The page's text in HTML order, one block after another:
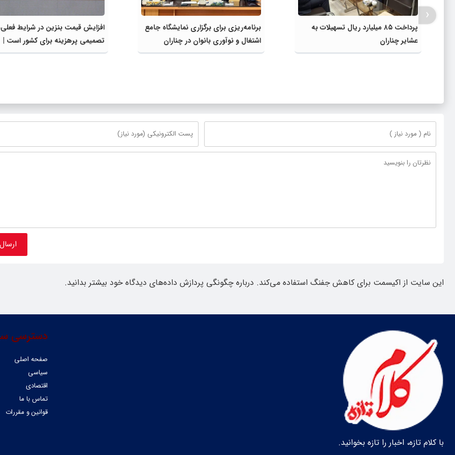
پرداخت ۸۵ میلیارد ریال تسهیلات به
عشایر چناران
برنامه‌ریزی برای برگزاری نمایشگاه جامع
اشتغال و نوآوری بانوان در چناران
افزایش قیمت بنزین در شرایط
تصمیمی پرهزینه برای کشور است |
دولت، قاچاق سوخت و عوامل اصلی
‹
این سایت از اکیسمت برای کاهش جفنگ استفاده می‌کند. درباره چگونگی پردازش داده‌های دیدگاه خود بیشتر بدانید.
با کلام تازه، اخبار را تازه بخوانید.
دسترسی
صفحه اصلی
سیاسی
اقتصادی
تماس با ما
قوانین و مقررات